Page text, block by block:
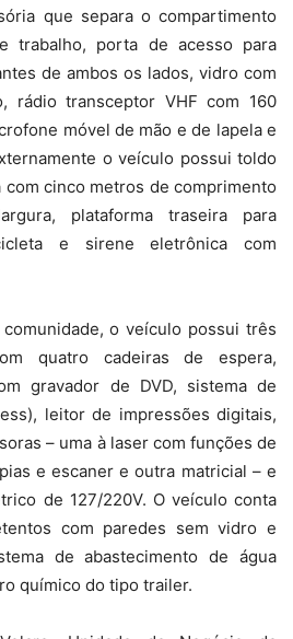
que separa o compartimento
trabalho, porta de acesso para
de ambos os lados, vidro com
rádio transceptor VHF com 160
móvel de mão e de lapela e
o veículo possui toldo
cinco metros de comprimento
plataforma traseira para
e sirene eletrônica com
o veículo possui três
quatro cadeiras de espera,
gravador de DVD, sistema de
leitor de impressões digitais,
– uma à laser com funções de
e escaner e outra matricial – e
de 127/220V. O veículo conta
com paredes sem vidro e
de abastecimento de água
químico do tipo trailer.